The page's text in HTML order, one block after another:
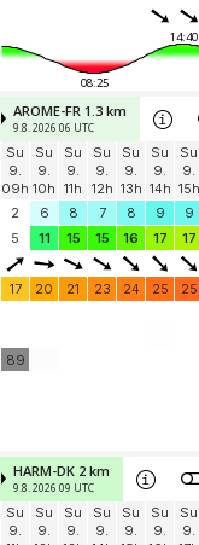
14:40
08:25
AROME-FR 1.3 km
9.8. 2026 06 UTC
Su
9.
09h
Su
9.
10h
Su
9.
11h
Su
9.
12h
Su
9.
13h
Su
9.
14h
Su
9.
15h
2
6 8 7 8 9 9
5
11 15 15 16 17 17
17 20 21 23 24 25 25
89
HARM-DK 2 km
9.8. 2026 09 UTC
Su
9.
Su
9.
Su
9.
Su
9.
Su
9.
Su
9.
Su
9.